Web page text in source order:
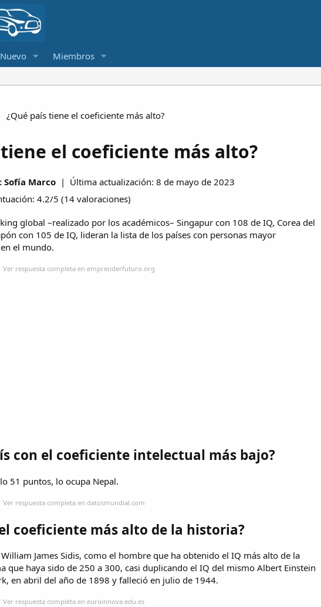
Nuevo Miembros
¿Qué país tiene el coeficiente más alto?
el coeficiente más alto?
Sofía Marco | Última actualización: 8 de mayo de 2023
4.2/5 (14 valoraciones)
global –realizado por los académicos– Singapur con 108 de IQ, Corea del
con 105 de IQ, lideran la lista de los países con personas mayor
el mundo.
Ver respuesta completa en emprenderfuturo.org
con el coeficiente intelectual más bajo?
51 puntos, lo ocupa Nepal.
Ver respuesta completa en datosmundial.com
coeficiente más alto de la historia?
James Sidis, como el hombre que ha obtenido el IQ más alto de la
que haya sido de 250 a 300, casi duplicando el IQ del mismo Albert Einstein
en abril del año de 1898 y falleció en julio de 1944.
Ver respuesta completa en euroinnova.edu.es